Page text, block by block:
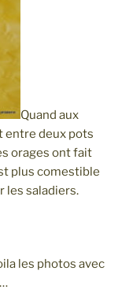
Quand aux
entre deux pots
orages ont fait
plus comestible
les saladiers.
les photos avec